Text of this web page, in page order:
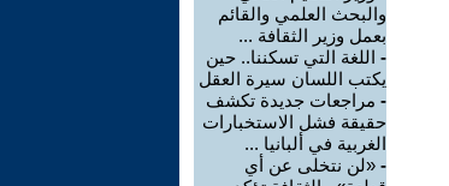
والبحث العلمي والقائم
بعمل وزير الثقافة ...
- اللغة التي تسكننا.. حين
يكتب اللسان سيرة العقل
- مراجعات جديدة تكشف
حقيقة فشل الاستخبارات
الغربية في ألبانيا ...
- «لن نتخلى عن أي